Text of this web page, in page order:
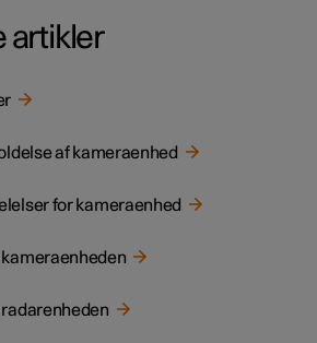
artikler
af kameraenhed
for kameraenhed